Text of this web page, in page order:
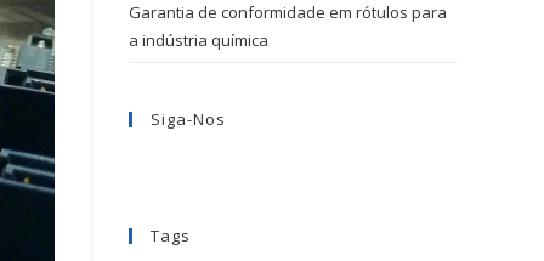
Garantia de conformidade em rótulos para
a indústria química
Siga-Nos
Tags